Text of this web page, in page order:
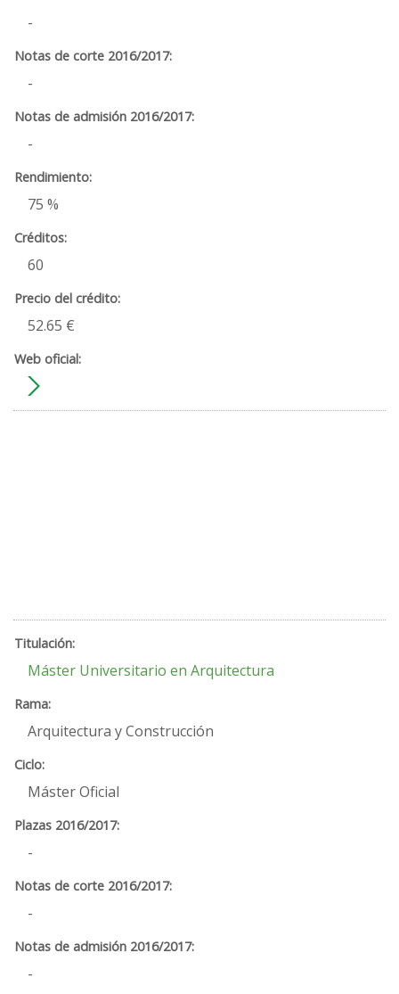
-
-
-
75 %
60
52.65 €
Máster Universitario en Arquitectura
Arquitectura y Construcción
Máster Oficial
-
-
-